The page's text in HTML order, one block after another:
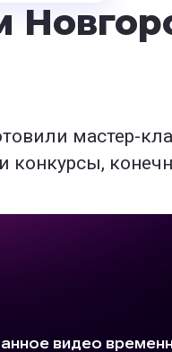
мастер-
конкурсы,